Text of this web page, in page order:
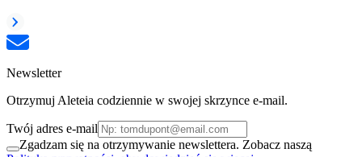
Newsletter
Otrzymuj Aleteia codziennie w swojej skrzynce e-mail.
Twój adres e-mail
Zgadzam się na otrzymywanie newslettera. Zobacz naszą